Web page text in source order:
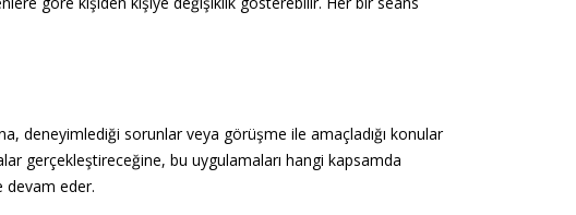
deneyimlediği sorunlar veya görüşme ile amaçladığı konular
gerçekleştireceğine, bu uygulamaları hangi kapsamda
devam eder.